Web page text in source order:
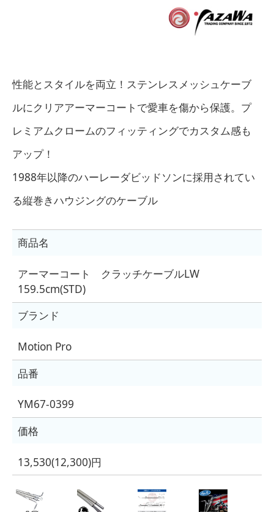
性能とスタイルを両立！ステンレスメッシュケーブ
ルにクリアアーマーコートで愛車を傷から保護。プ
レミアムクロームのフィッティングでカスタム感も
アップ！
1988年以降のハーレーダビッドソンに採用されてい
る縦巻きハウジングのケーブル
商品名
アーマーコート クラッチケーブルLW
159.5cm(STD)
ブランド
Motion Pro
品番
YM67-0399
価格
13,530(12,300)円